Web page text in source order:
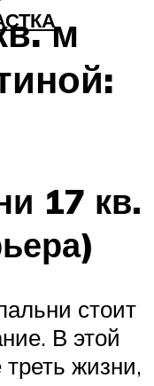
м
17 кв.
стоит
В этой
жизни,